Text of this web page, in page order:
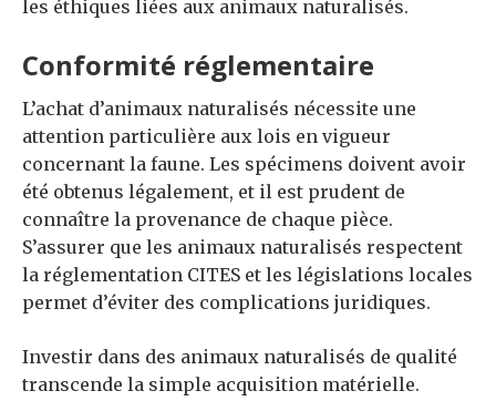
les éthiques liées aux animaux naturalisés.
Conformité réglementaire
L’achat d’animaux naturalisés nécessite une
attention particulière aux lois en vigueur
concernant la faune. Les spécimens doivent avoir
été obtenus légalement, et il est prudent de
connaître la provenance de chaque pièce.
S’assurer que les animaux naturalisés respectent
la réglementation CITES et les législations locales
permet d’éviter des complications juridiques.
Investir dans des animaux naturalisés de qualité
transcende la simple acquisition matérielle.